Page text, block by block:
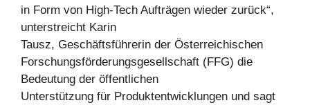
in Form von High-Tech Aufträgen wieder zurück“,
unterstreicht Karin
Tausz, Geschäftsführerin der Österreichischen
Forschungsförderungsgesellschaft (FFG) die
Bedeutung der öffentlichen
Unterstützung für Produktentwicklungen und sagt